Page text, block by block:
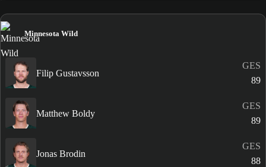
Minnesota Wild
Filip Gustavsson
GES
89
Matthew Boldy
GES
89
Jonas Brodin
GES
88